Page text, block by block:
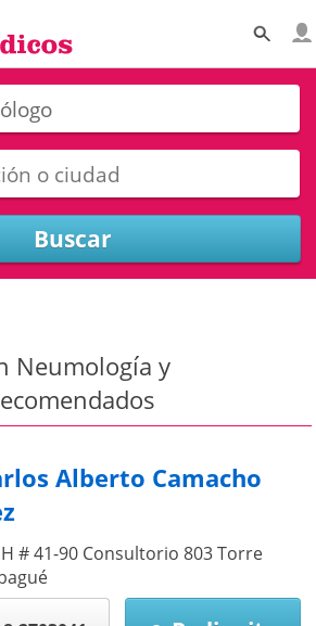
Neumología y
Alberto Camacho
# 41-90 Consultorio 803 Torre